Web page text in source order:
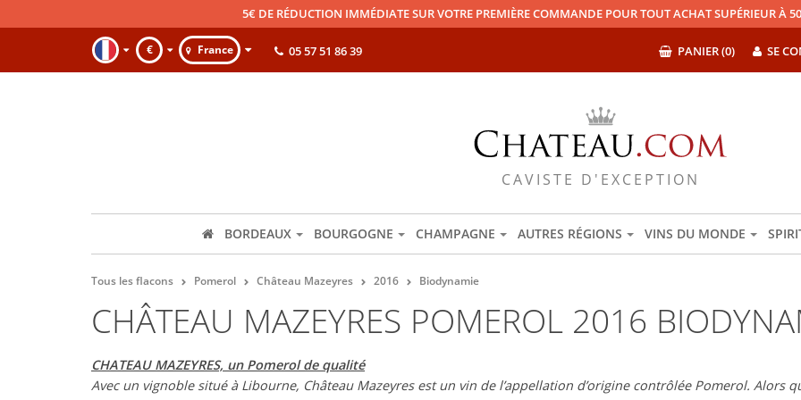
5€ DE RÉDUCTION IMMÉDIATE SUR VOTRE PREMIÈRE COMMANDE POUR TOUT ACHAT SUPÉRIEUR À
€ France SE
PANIER (0)
05 57 51 86 39
CAVISTE D'EXCEPTION
BORDEAUX BOURGOGNE CHAMPAGNE AUTRES RÉGIONS VINS DU MONDE
Tous les flacons Pomerol Château Mazeyres 2016 Biodynamie
CHÂTEAU MAZEYRES POMEROL 2016
CHATEAU MAZEYRES, un Pomerol de qualité
Avec un vignoble situé à Libourne, Château Mazeyres est un vin de l’appellation d’origine contrôlée Pomerol. Alors